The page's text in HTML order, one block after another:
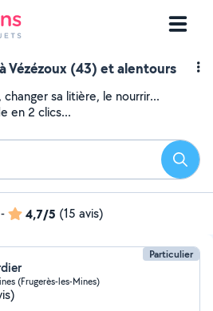
Vézézoux (43) et alentours
sa litière, le nourrir...
en 2 clics...
- 4,7/5 (15 avis)
Particulier
(Frugerès-les-Mines)